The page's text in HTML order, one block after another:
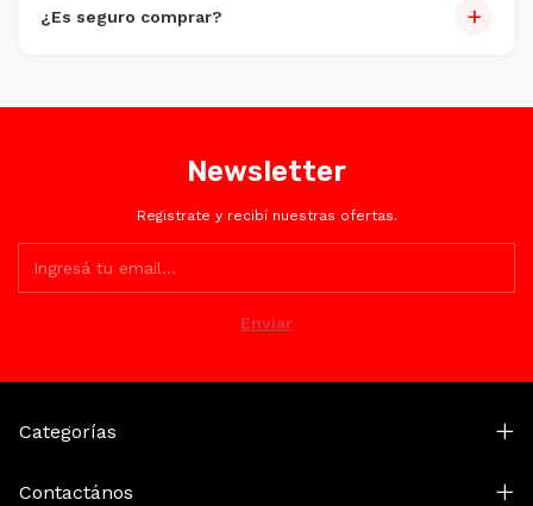
¿Es seguro comprar? +
Newsletter
Registrate y recibí nuestras ofertas.
Categorías
Contactános